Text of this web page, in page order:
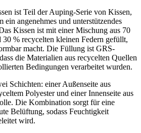
ist Teil der Auping-Serie von Kissen,
angenehmes und unterstützendes
Kissen ist mit einer Mischung aus 70
% recycelten kleinen Federn gefüllt,
macht. Die Füllung ist GRS-
die Materialien aus recycelten Quellen
Bedingungen verarbeitet wurden.
Schichten: einer Außenseite aus
Polyester und einer Innenseite aus
Die Kombination sorgt für eine
Belüftung, sodass Feuchtigkeit
wird.